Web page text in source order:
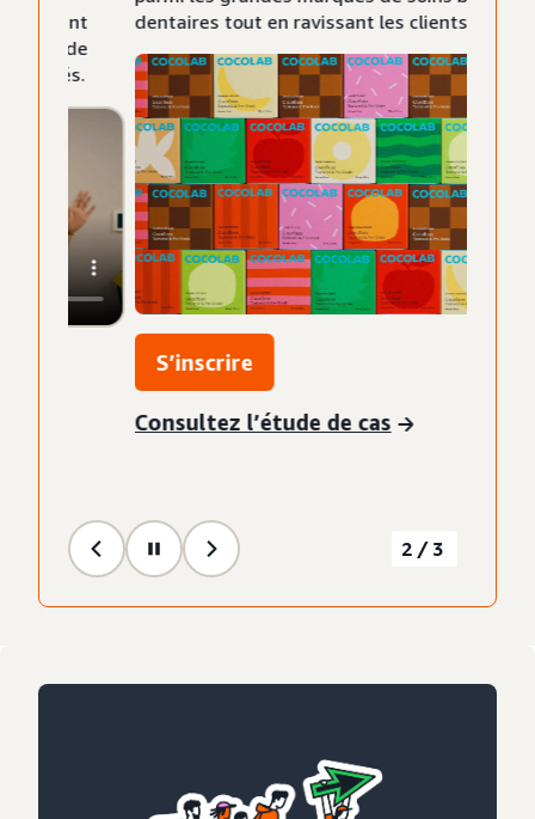
dentaires tout en ravissant les clients.
S’inscrire
Consultez l’étude de cas
2/3